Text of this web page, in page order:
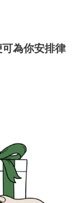
為你安排律